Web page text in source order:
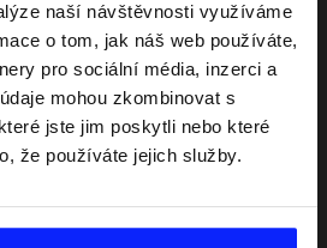
naší návštěvnosti využíváme
o tom, jak náš web používáte,
pro sociální média, inzerci a
mohou zkombinovat s
jste jim poskytli nebo které
že používáte jejich služby.